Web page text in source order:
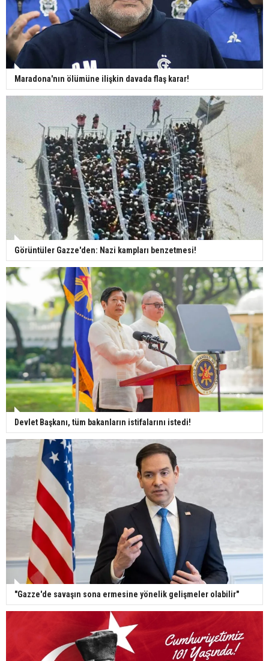
Maradona'nın ölümüne ilişkin davada flaş karar!
Görüntüler Gazze'den: Nazi kampları benzetmesi!
Devlet Başkanı, tüm bakanların istifalarını istedi!
"Gazze'de savaşın sona ermesine yönelik gelişmeler olabilir"